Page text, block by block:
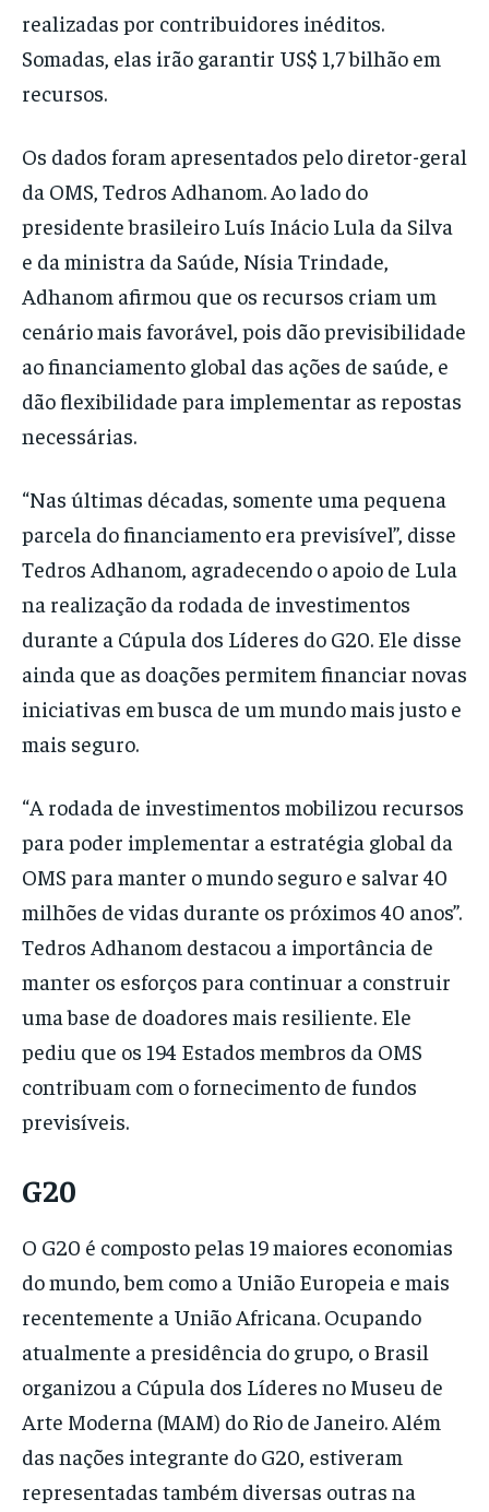
realizadas por contribuidores inéditos.
Somadas, elas irão garantir US$ 1,7 bilhão em
recursos.
Os dados foram apresentados pelo diretor-geral
da OMS, Tedros Adhanom. Ao lado do
presidente brasileiro Luís Inácio Lula da Silva
e da ministra da Saúde, Nísia Trindade,
Adhanom afirmou que os recursos criam um
cenário mais favorável, pois dão previsibilidade
ao financiamento global das ações de saúde, e
dão flexibilidade para implementar as repostas
necessárias.
“Nas últimas décadas, somente uma pequena
parcela do financiamento era previsível”, disse
Tedros Adhanom, agradecendo o apoio de Lula
na realização da rodada de investimentos
durante a Cúpula dos Líderes do G20. Ele disse
ainda que as doações permitem financiar novas
iniciativas em busca de um mundo mais justo e
mais seguro.
“A rodada de investimentos mobilizou recursos
para poder implementar a estratégia global da
OMS para manter o mundo seguro e salvar 40
milhões de vidas durante os próximos 40 anos”.
Tedros Adhanom destacou a importância de
manter os esforços para continuar a construir
uma base de doadores mais resiliente. Ele
pediu que os 194 Estados membros da OMS
contribuam com o fornecimento de fundos
previsíveis.
G20
O G20 é composto pelas 19 maiores economias
do mundo, bem como a União Europeia e mais
recentemente a União Africana. Ocupando
atualmente a presidência do grupo, o Brasil
organizou a Cúpula dos Líderes no Museu de
Arte Moderna (MAM) do Rio de Janeiro. Além
das nações integrante do G20, estiveram
representadas também diversas outras na